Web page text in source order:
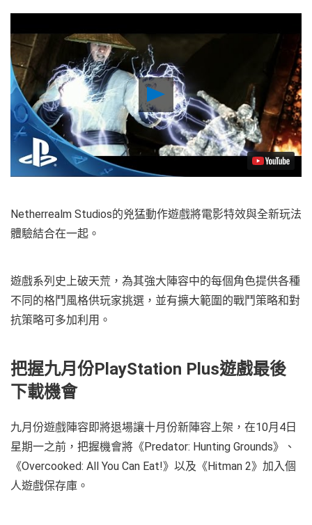
Play
Video
Netherrealm Studios的兇猛動作遊戲將電影特效與全新玩法
體驗結合在一起。
遊戲系列史上破天荒，為其強大陣容中的每個角色提供各種
不同的格鬥風格供玩家挑選，並有擴大範圍的戰鬥策略和對
抗策略可多加利用。
把握九月份PlayStation Plus遊戲最後
下載機會
九月份遊戲陣容即將退場讓十月份新陣容上架，在10月4日
星期一之前，把握機會將《Predator: Hunting Grounds》、
《Overcooked: All You Can Eat!》以及《Hitman 2》加入個
人遊戲保存庫。